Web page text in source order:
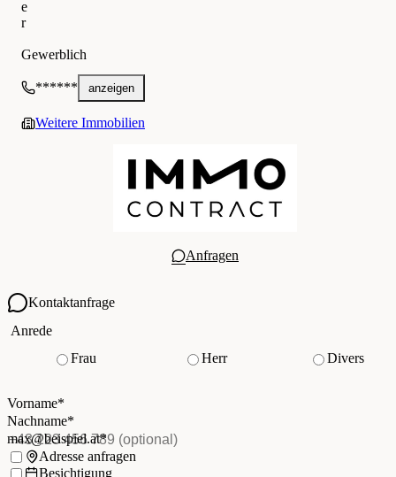
e
r
Gewerblich
****** anzeigen
Weitere Immobilien
Anfragen
Kontaktanfrage
Ihre Kontaktdaten
Anrede
Frau
Herr
Divers
Vorname*
Nachname
Nachname*
E-Mail*(Pflichtfeld)
max@beispiel.at*
Telefon(optional)
Ich möchte:Adresse anfragen
Besichtigung